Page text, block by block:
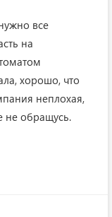
все
на
хорошо, что
неплохая,
не обращусь.